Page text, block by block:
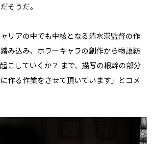
そうだ。
リアの中でも中核となる清水崇監督の作
み込み、ホラーキャラの創作から物語紡
こしていくか？ まで、描写の根幹の部分
作る作業をさせて頂いています」とコメ